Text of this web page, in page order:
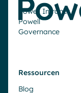
Powell Intranet
Powell
Governance
Ressourcen
Blog